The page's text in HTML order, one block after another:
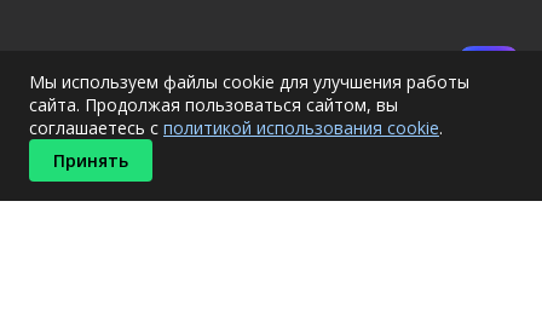
г. Санкт-Петербург, Южное ш., д. 37 к1
2012 - 2026 ©
Мы используем файлы cookie для улучшения работы
сайта. Продолжая пользоваться сайтом, вы
соглашаетесь с политикой использования cookie.
Принять